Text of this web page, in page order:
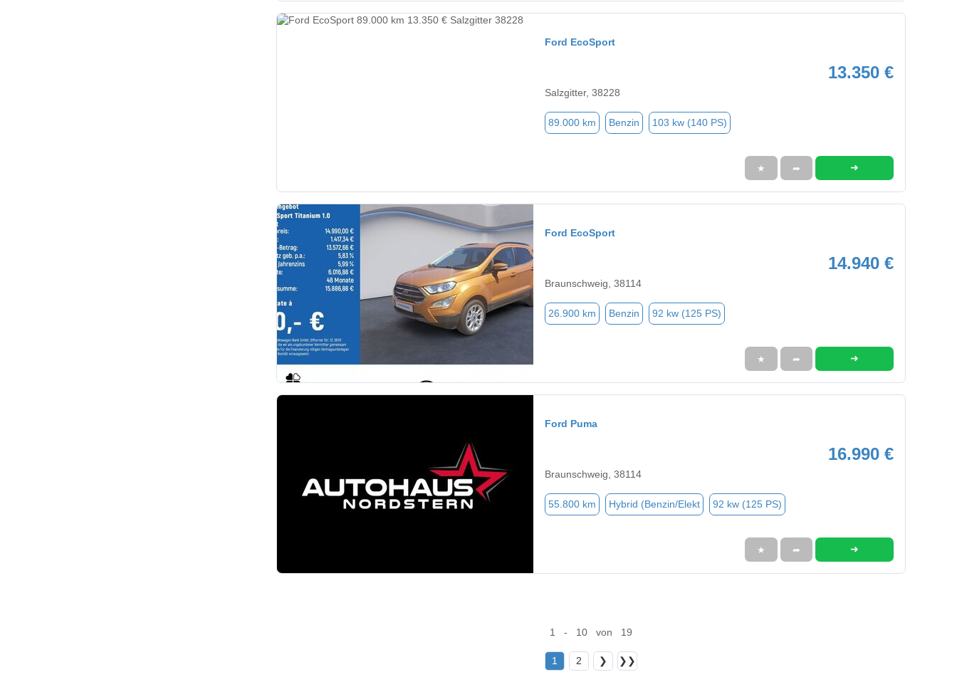
Ford EcoSport
13.350 €
Salzgitter, 38228
89.000 km Benzin 103 kw (140 PS)
★ ➦ ➜
Ford EcoSport
14.940 €
Braunschweig, 38114
26.900 km Benzin 92 kw (125 PS)
★ ➦ ➜
Ford Puma
16.990 €
Braunschweig, 38114
55.800 km Hybrid (Benzin/Elekt 92 kw (125 PS)
★ ➦ ➜
1 - 10 von 19
1 2 ❯ ❯❯